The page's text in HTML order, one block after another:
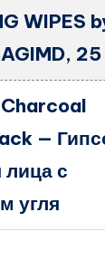
WIPES
—
лица с
угля